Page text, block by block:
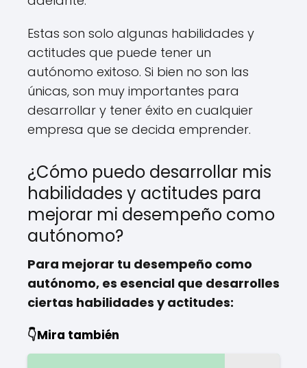
Estas son solo algunas habilidades y
actitudes que puede tener un
autónomo exitoso. Si bien no son las
únicas, son muy importantes para
desarrollar y tener éxito en cualquier
empresa que se decida emprender.
¿Cómo puedo desarrollar mis
habilidades y actitudes para
mejorar mi desempeño como
autónomo?
Para mejorar tu desempeño como
autónomo, es esencial que desarrolles
ciertas habilidades y actitudes:
👇Mira también